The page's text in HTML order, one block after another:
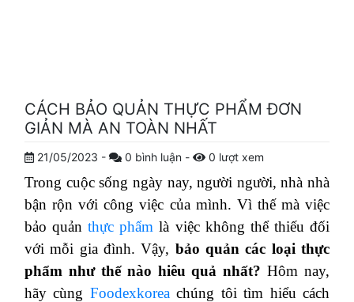
CÁCH BẢO QUẢN THỰC PHẨM ĐƠN
GIẢN MÀ AN TOÀN NHẤT
21/05/2023 - 0 bình luận - 0 lượt xem
Trong cuộc sống ngày nay, người người, nhà nhà
bận rộn với công việc của mình. Vì thế mà việc
bảo quảnthực phẩm là việc không thể thiếu đối
với mỗi gia đình. Vậy, bảo quản các loại thực
phẩm như thế nào hiêu quả nhất? Hôm nay,
hãy cùng Foodexkoreachúng tôi tìm hiểu cách